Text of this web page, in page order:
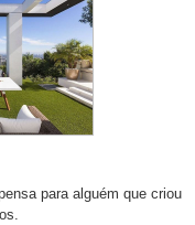
para alguém que criou